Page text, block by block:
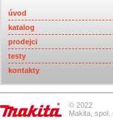
úvod
katalog
prodejci
testy
kontakty
© 2022
Makita, spol.